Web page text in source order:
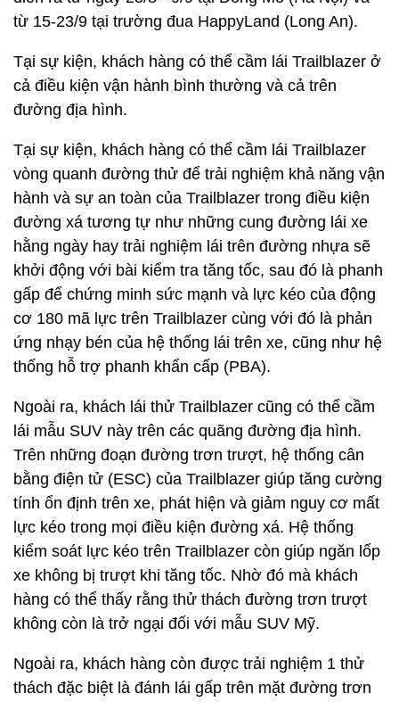
từ 15-23/9 tại trường đua HappyLand (Long An).
Tại sự kiện, khách hàng có thể cầm lái Trailblazer ở
cả điều kiện vận hành bình thường và cả trên
đường địa hình.
Tại sự kiện, khách hàng có thể cầm lái Trailblazer
vòng quanh đường thử để trải nghiệm khả năng vận
hành và sự an toàn của Trailblazer trong điều kiện
đường xá tương tự như những cung đường lái xe
hằng ngày hay trải nghiệm lái trên đường nhựa sẽ
khởi động với bài kiểm tra tăng tốc, sau đó là phanh
gấp để chứng minh sức mạnh và lực kéo của động
cơ 180 mã lực trên Trailblazer cùng với đó là phản
ứng nhạy bén của hệ thống lái trên xe, cũng như hệ
thống hỗ trợ phanh khẩn cấp (PBA).
Ngoài ra, khách lái thử Trailblazer cũng có thể cầm
lái mẫu SUV này trên các quãng đường địa hình.
Trên những đoạn đường trơn trượt, hệ thống cân
bằng điện tử (ESC) của Trailblazer giúp tăng cường
tính ổn định trên xe, phát hiện và giảm nguy cơ mất
lực kéo trong mọi điều kiện đường xá. Hệ thống
kiểm soát lực kéo trên Trailblazer còn giúp ngăn lốp
xe không bị trượt khi tăng tốc. Nhờ đó mà khách
hàng có thể thấy rằng thử thách đường trơn trượt
không còn là trở ngại đối với mẫu SUV Mỹ.
Ngoài ra, khách hàng còn được trải nghiệm 1 thử
thách đặc biệt là đánh lái gấp trên mặt đường trơn